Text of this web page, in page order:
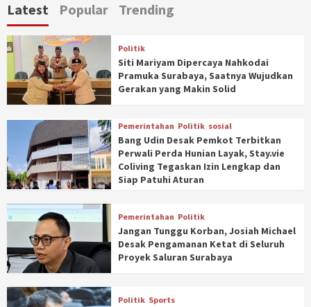
Latest Popular Trending
Politik
Siti Mariyam Dipercaya Nahkodai
Pramuka Surabaya, Saatnya Wujudkan
Gerakan yang Makin Solid
Pemerintahan Politik sosial
Bang Udin Desak Pemkot Terbitkan
Perwali Perda Hunian Layak, Stay.vie
Coliving Tegaskan Izin Lengkap dan
Siap Patuhi Aturan
Pemerintahan Politik
Jangan Tunggu Korban, Josiah Michael
Desak Pengamanan Ketat di Seluruh
Proyek Saluran Surabaya
Politik Sports